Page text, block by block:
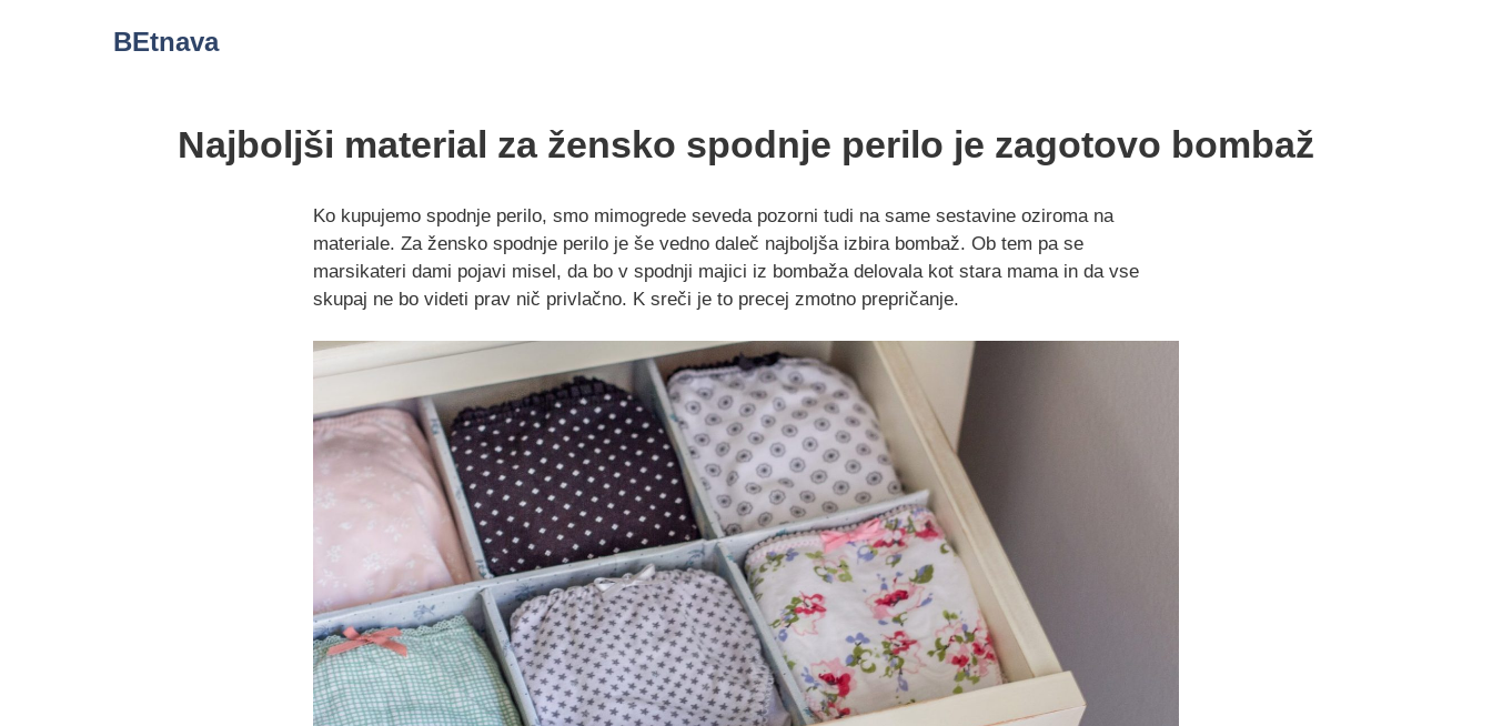
BEtnava
Najboljši material za žensko spodnje perilo je zagotovo bombaž
Ko kupujemo spodnje perilo, smo mimogrede seveda pozorni tudi na same sestavine oziroma na
materiale. Za žensko spodnje perilo je še vedno daleč najboljša izbira bombaž. Ob tem pa se
marsikateri dami pojavi misel, da bo v spodnji majici iz bombaža delovala kot stara mama in da vse
skupaj ne bo videti prav nič privlačno. K sreči je to precej zmotno prepričanje.